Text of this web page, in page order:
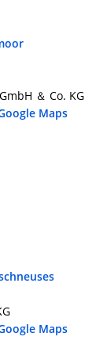
＆ Co. KG
Maps
Maps